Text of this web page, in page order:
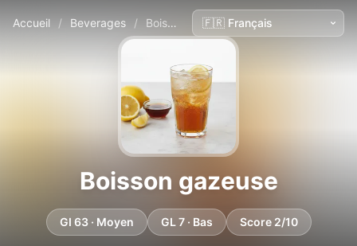
Accueil / Beverages / Boisson gazeuse
Boisson gazeuse
GI 63 · Moyen GL 7 · Bas Score 2/10